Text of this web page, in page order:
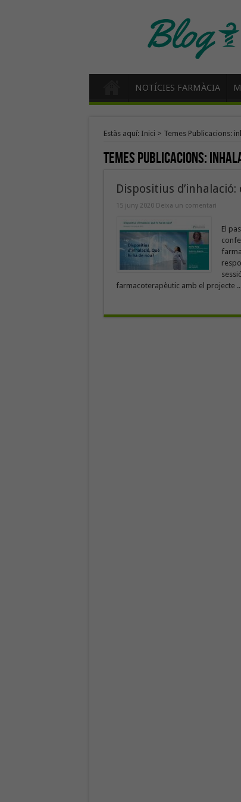
NOTÍCIES FARMÀCIA
Estàs aquí: Inici > Temes Publicacions:
Temes Publicacions:
Dispositius
15 juny 2020 Deixa un comentari
El
farmacoterapèutic amb el projecte